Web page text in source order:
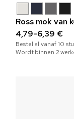
Ross mok van
4,79-6,39 €
Bestel al vanaf 10
Wordt binnen 2